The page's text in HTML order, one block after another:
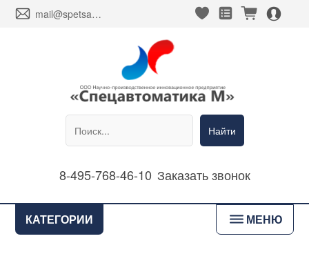
envelope mail@spetsavtomatika-m.ru heart_fill square_favorites_fill cart_fill person_alt_circle_fill
Найти
8-495-768-46-10 Заказать звонок
КАТЕГОРИИ bars МЕНЮ